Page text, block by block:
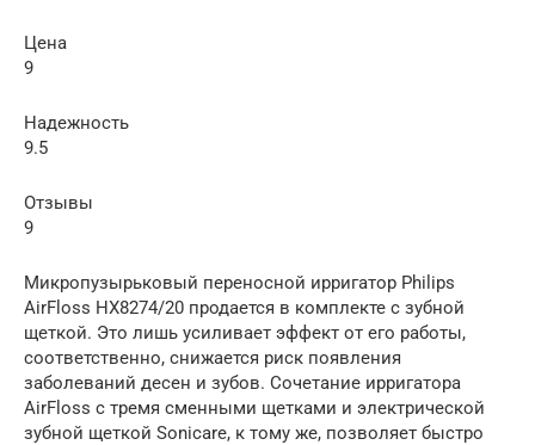
Цена
9
Надежность
9.5
Отзывы
9
Микропузырьковый переносной ирригатор Philips
AirFloss HX8274/20 продается в комплекте с зубной
щеткой. Это лишь усиливает эффект от его работы,
соответственно, снижается риск появления
заболеваний десен и зубов. Сочетание ирригатора
AirFloss с тремя сменными щетками и электрической
зубной щеткой Sonicare, к тому же, позволяет быстро